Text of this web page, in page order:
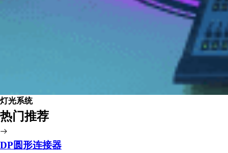
灯光系统
热门推荐
DP圆形连接器